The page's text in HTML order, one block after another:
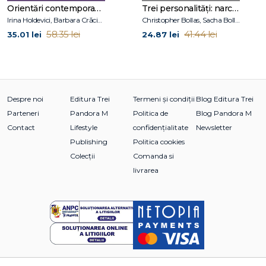
Registrul ilustraţiilor
Bibliografie
Indice de nume
Orientări contemporane în psihoterapie și consiliere psihologică
35.01 lei 58.35 lei
Trei personalități: narcisică, borderline, maniaco-depresivă
24.87 lei 41.44 lei
Despre noi
Parteneri
Contact
Editura Trei
Pandora M
Lifestyle
Publishing
Colecții
Termeni și condiții
Politica de
confidențialitate
Politica cookies
Comanda si
livrarea
Blog Editura Trei
Blog Pandora M
Newsletter